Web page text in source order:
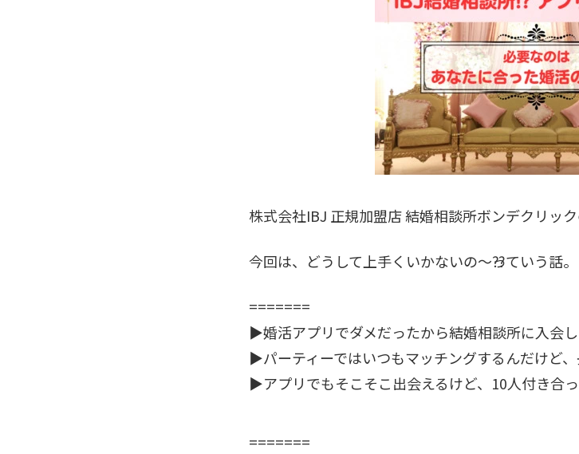
株式会社IBJ 正規加盟店 結婚相談所ボンデクリック
今回は、どうして上手くいかないの〜⁇っていう話。
=======
▶婚活アプリでダメだったから結婚相談所に入会し
▶パーティーではいつもマッチングするんだけど、
▶アプリでもそこそこ出会えるけど、10人付き合っ
=======